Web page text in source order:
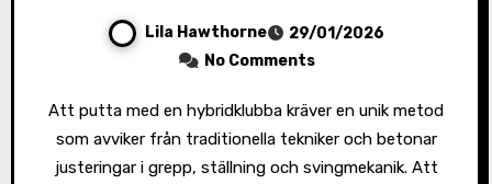
Lila Hawthorne
29/01/2026
No Comments
Att putta med en hybridklubba kräver en unik metod
som avviker från traditionella tekniker och betonar
justeringar i grepp, ställning och svingmekanik. Att